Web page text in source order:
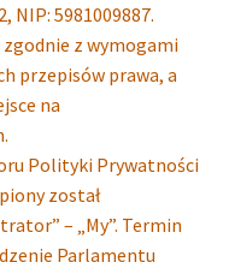
NIP: 5981009887.
zgodnie z wymogami
przepisów prawa, a
na
Polityki Prywatności
został
– „My”. Termin
Parlamentu